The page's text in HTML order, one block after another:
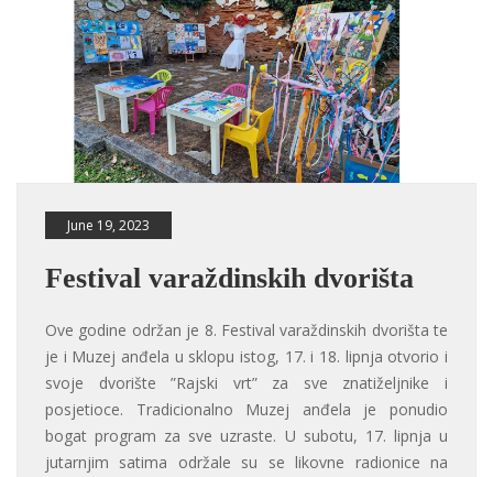
June 19, 2023
Festival varaždinskih dvorišta
Ove godine održan je 8. Festival varaždinskih dvorišta te
je i Muzej anđela u sklopu istog, 17. i 18. lipnja otvorio i
svoje dvorište ”Rajski vrt” za sve znatiželjnike i
posjetioce. Tradicionalno Muzej anđela je ponudio
bogat program za sve uzraste. U subotu, 17. lipnja u
jutarnjim satima održale su se likovne radionice na